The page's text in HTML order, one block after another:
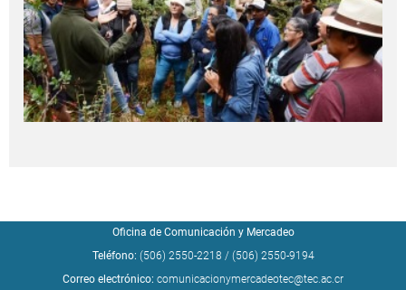
Oficina de Comunicación y Mercadeo
Teléfono: (506) 2550-2218 / (506) 2550-9194
Correo electrónico: comunicacionymercadeotec@tec.ac.cr